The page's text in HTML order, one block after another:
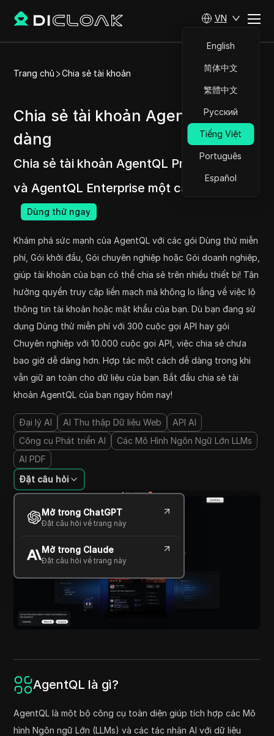
VN
English
简体中文
繁體中文
Русский
Tiếng Việt
Português
Español
Trang chủ Chia sẻ tài khoản
Chia sẻ tài khoản AgentQL dễ
dàng
Chia sẻ tài khoản AgentQL Professional
và AgentQL Enterprise một cách dễ dàng.
Dùng thử ngay
Khám phá sức mạnh của AgentQL với các gói Dùng thử miễn
phí, Gói khởi đầu, Gói chuyên nghiệp hoặc Gói doanh nghiệp,
giúp tài khoản của bạn có thể chia sẻ trên nhiều thiết bị! Tận
hưởng quyền truy cập liền mạch mà không lo lắng về việc lộ
thông tin tài khoản hoặc mật khẩu của bạn. Dù bạn đang sử
dụng Dùng thử miễn phí với 300 cuộc gọi API hay gói
Chuyên nghiệp với 10.000 cuộc gọi API, việc chia sẻ chưa
bao giờ dễ dàng hơn. Hợp tác một cách dễ dàng trong khi
vẫn giữ an toàn cho dữ liệu của bạn. Bắt đầu chia sẻ tài
khoản AgentQL của bạn ngay hôm nay!
Đại lý AI AI Thu thập Dữ liệu Web
API AI
Công cụ Phát triển AI
Các Mô Hình Ngôn Ngữ Lớn LLMs
AI PDF
Đặt câu hỏi
Mở trong ChatGPT
Đặt câu hỏi về trang này
Mở trong Claude
Đặt câu hỏi về trang này
AgentQL là gì?
AgentQL là một bộ công cụ toàn diện giúp tích hợp các Mô
hình Ngôn ngữ Lớn (LLMs) và các tác nhân AI với dữ liệu